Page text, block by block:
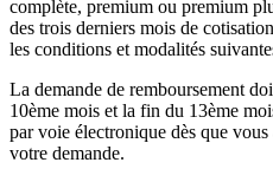
complète, premium ou premium
des trois derniers mois de
les conditions et modalités
La demande de remboursement
10ème mois et la fin du 13ème
par voie électronique dès que
votre demande.